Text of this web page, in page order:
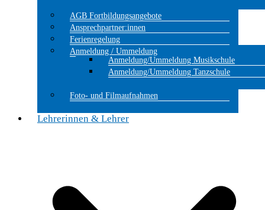
AGB Fortbildungsangebote
Ansprechpartner:innen
Ferienregelung
Anmeldung / Ummeldung
Anmeldung/Ummeldung Musikschule
Anmeldung/Ummeldung Tanzschule
Foto- und Filmaufnahmen
Lehrerinnen & Lehrer